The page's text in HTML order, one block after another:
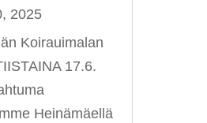
2025
Koirauimalan
17.6.
Heinämäellä